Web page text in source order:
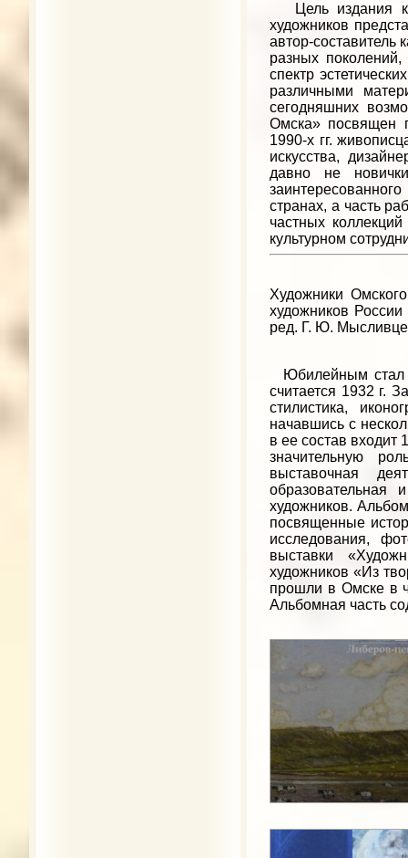
Цель издания
художников
автор-составитель
разных поколений,
спектр
различными
сегодняшних
Омска» посвящен
1990-х гг.
искусства,
давно не
странах, а часть
частных
культурном
Художники
художников
ред. Г. Ю.
Юбилейным стал
считается 1932 г.
стилистика,
начавшись с
в ее состав
значительную
выставочная
образовательная
художников.
посвященные
исследования,
выставки
художников «Из
прошли в Омске в
Альбомная часть